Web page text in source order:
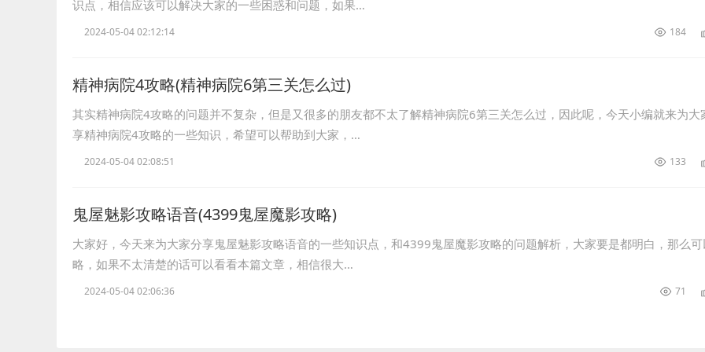
识点，相信应该可以解决大家的一些困惑和问题，如果…
2024-05-04 02:12:14 184
精神病院4攻略(精神病院6第三关怎么过)
其实精神病院4攻略的问题并不复杂，但是又很多的朋友都不太了解精神病院6第三关怎么过，因此呢，今天小编就来为大
享精神病院4攻略的一些知识，希望可以帮助到大家，…
2024-05-04 02:08:51 133
鬼屋魅影攻略语音(4399鬼屋魔影攻略)
大家好，今天来为大家分享鬼屋魅影攻略语音的一些知识点，和4399鬼屋魔影攻略的问题解析，大家要是都明白，那么可
略，如果不太清楚的话可以看看本篇文章，相信很大…
2024-05-04 02:06:36 71